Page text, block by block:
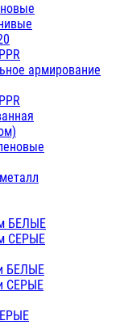
армирование
БЕЛЫЕ
СЕРЫЕ
БЕЛЫЕ
СЕРЫЕ